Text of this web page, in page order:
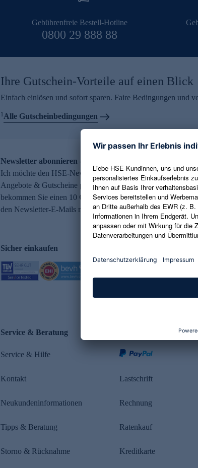
Gebührenfreie Bestell-Hotline
0800 29 888 88
Ihre Gutschein-Vorteile auf einen Blick
Einfach einlösen und sofort sparen. Faire Bedingungen und
1Alle Gutscheinbedingungen
Newsletter abonnieren – 10 € Gutschein erhalten
Ich möchte den HSE-Newsletter abonnieren und aktuelle
Angebote & Gutscheine per E-Mail erhalten. Als Dankeschön
bekommen Sie einen 10 € Gutschein. Eine Abmeldung ist
den Newsletter-E-Mails möglich.
Sicher einkaufen
Service & Beratung
Service & Hilfe
Kontakt
Neukundeninformationen
Tipps & Beratung
Storno & Rücknahme
Lastschrift
Rechnung
Ratenkauf
Kreditkarte